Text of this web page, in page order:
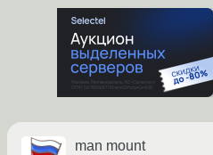
man mount